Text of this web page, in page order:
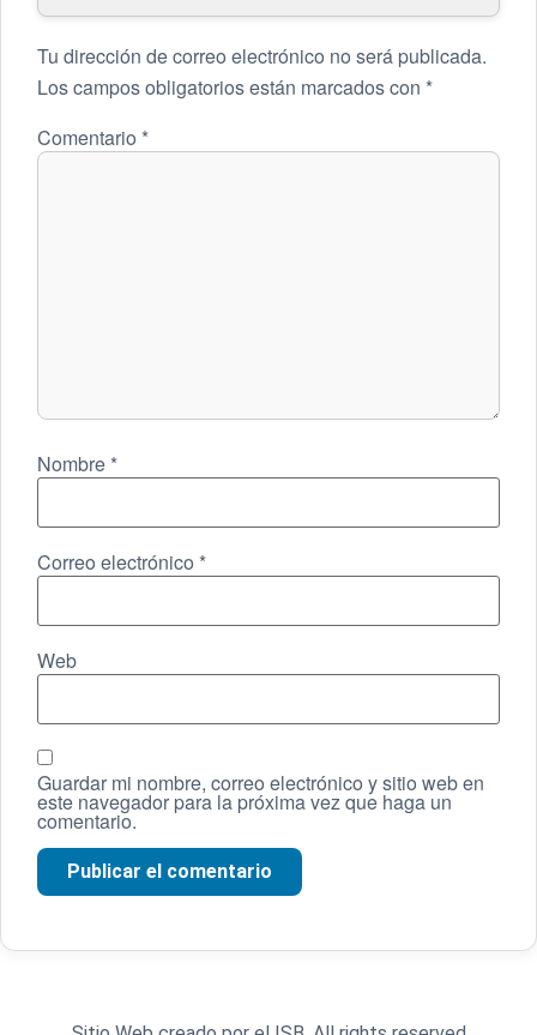
Tu dirección de correo electrónico no será publicada.
Los campos obligatorios están marcados con *
Comentario *
Nombre *
Correo electrónico *
Web
Guardar mi nombre, correo electrónico y sitio web en
este navegador para la próxima vez que haga un
comentario.